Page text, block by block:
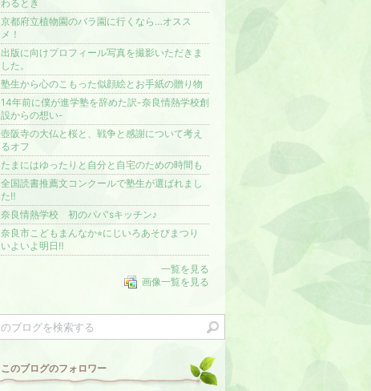
わるとき
京都府立植物園のバラ園に行くなら…オスス
メ！
出版に向けプロフィール写真を撮影いただきま
した。
塾生から心のこもった似顔絵とお手紙の贈り物
14年前に僕が進学塾を辞めた訳-奈良情熱学校創
設からの想い-
壺阪寺の大仏と桜と、戦争と感謝について考え
るオフ
たまにはゆったりと自分と自宅のための時間も
全国読書推薦文コンクールで塾生が選ばれまし
た‼️
奈良情熱学校 初のパパ'sキッチン♪
奈良市こどもまんなか⭐︎にじいろあそびまつり
いよいよ明日‼️
一覧を見る
画像一覧を見る
このブログのフォロワー